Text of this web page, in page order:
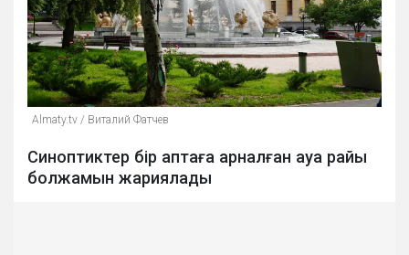
Аlmaty.tv / Виталий Фатчев
Синоптиктер бір аптаға арналған ауа райы
болжамын жариялады